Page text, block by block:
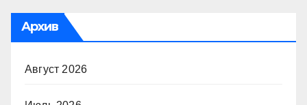
Архив
Август 2026